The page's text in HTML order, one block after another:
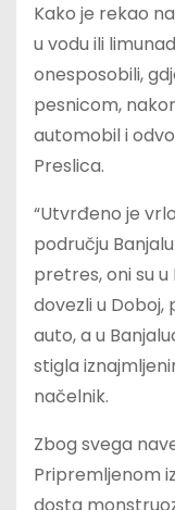
Kako je rekao
u vodu ili
onesposobili,
pesnicom,
automobil i
Preslica.
“Utvrđeno je
području
pretres, oni su u
dovezli u Doboj,
auto, a u
stigla
načelnik.
Zbog svega
Pripremljenom